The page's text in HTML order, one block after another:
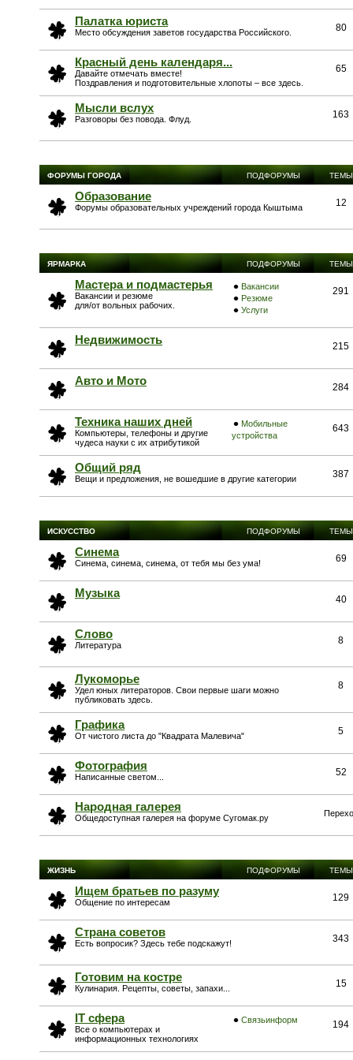
Палатка юриста
Место обсуждения заветов государства Российского. 80
Красный день календаря...
Давайте отмечать вместе!
Поздравления и подготовительные хлопоты – все здесь.
65
Мысли вслух
Разговоры без повода. Флуд. 163
ФОРУМЫ ГОРОДА ПОДФОРУМЫ ТЕМЫ
Образование
Форумы образовательных учреждений города Кыштыма 12
ЯРМАРКА ПОДФОРУМЫ ТЕМЫ
Мастера и подмастерья
Вакансии и резюме
для/от вольных рабочих.
Вакансии
Резюме
Услуги
291
Недвижимость 215
Авто и Мото 284
Техника наших дней
Компьютеры, телефоны и другие
чудеса науки с их атрибутикой
Мобильные
устройства
643
Общий ряд
Вещи и предложения, не вошедшие в другие категории 387
ИСКУССТВО ПОДФОРУМЫ ТЕМЫ
Синема
Синема, синема, синема, от тебя мы без ума! 69
Музыка 40
Слово
Литература 8
Лукоморье
Удел юных литераторов. Свои первые шаги можно
публиковать здесь.
8
Графика
От чистого листа до "Квадрата Малевича" 5
Фотография
Написанные светом... 52
Народная галерея
Общедоступная галерея на форуме Сугомак.ру
ЖИЗНЬ ПОДФОРУМЫ ТЕМЫ
Ищем братьев по разуму
Общение по интересам 129
Страна советов
Есть вопросик? Здесь тебе подскажут! 343
Готовим на костре
Кулинария. Рецепты, советы, запахи... 15
IT сфера
Все о компьютерах и
информационных технологиях
Связьинформ 194